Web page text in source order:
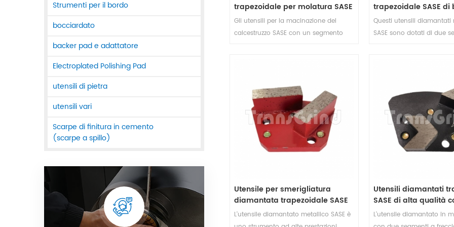
Strumenti per il bordo
bocciardato
backer pad e adattatore
Electroplated Polishing Pad
utensili di pietra
utensili vari
Scarpe di finitura in cemento
(scarpe a spillo)
trapezoidale per molatura SASE
per pavimenti in cemento con
un segmento ellittico
Gli utensili per la macinazione del
calcestruzzo SASE con un segmento
può rimuovere efficacemente
rivestimenti, adesivi e imperfezioni per
rivelare una superficie liscia e pulita.
trapezoidale SASE di
qualità con due
ellittici per pavimenti
Questi utensili diamantati
SASE sono dotati di due
Utensile per smerigliatura
diamantata trapezoidale SASE
di qualità premium con due
segmenti rettangolari per
L'utensile diamantato metallico SASE è
Utensili diamantati
SASE di alta qualità
segmenti di freccia
calcestruzzo e
L'utensile diamantato in